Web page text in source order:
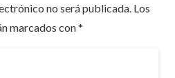
no será publicada. Los
marcados con*